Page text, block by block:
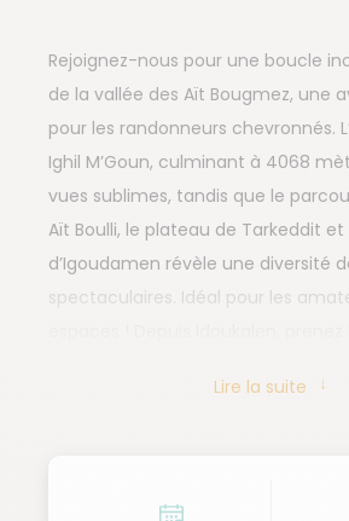
Rejoignez-nous pour une boucle
de la vallée des Aït Bougmez, une
pour les randonneurs chevronnés.
Ighil M’Goun, culminant à 4068
vues sublimes, tandis que le
Aït Boulli, le plateau de Tarkeddit
d’Igoudamen révèle une diversité
spectaculaires. Idéal pour les
Notre chemin nous emmène par
Tarkeddit, un espace qui évoque
Lire la suite